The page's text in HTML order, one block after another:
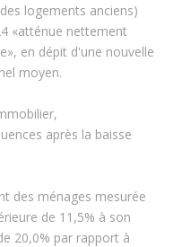
logements anciens)
«atténue nettement
en dépit d'une nouvelle
moyen.
après la baisse
des ménages mesurée
de 11,5% à son
20,0% par rapport à